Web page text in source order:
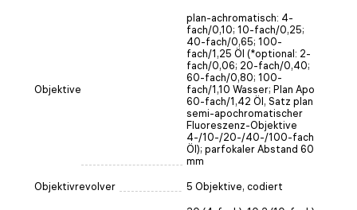
Objektive
plan-achromatisch: 4-
fach/0,10; 10-fach/0,25;
40-fach/0,65; 100-
fach/1,25 Öl (*optional: 2-
fach/0,06; 20-fach/0,40;
60-fach/0,80; 100-
fach/1,10 Wasser; Plan Apo
60-fach/1,42 Öl, Satz plan
semi-apochromatischer
Fluoreszenz-Objektive
4-/10-/20-/40-/100-fach
Öl); parfokaler Abstand 60
mm
Objektivrevolver 5 Objektive, codiert